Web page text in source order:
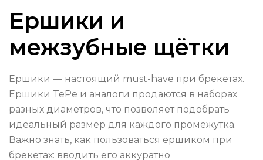
Ершики и
межзубные щётки
Ершики — настоящий must-have при брекетах.
Ершики TePe и аналоги продаются в наборах
разных диаметров, что позволяет подобрать
идеальный размер для каждого промежутка.
Важно знать, как пользоваться ершиком при
брекетах: вводить его аккуратно